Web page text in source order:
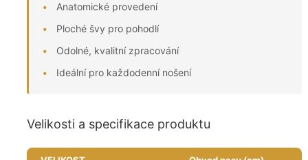
Anatomické provedení
Ploché švy pro pohodlí
Odolné, kvalitní zpracování
Ideální pro každodenní nošení
Velikosti a specifikace produktu